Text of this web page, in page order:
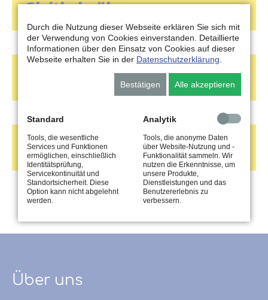
Gleitbahnöle
Transformatorenöle
Über uns
Durch die Nutzung dieser Webseite erklären Sie sich mit
der Verwendung von Cookies einverstanden. Detaillierte
Informationen über den Einsatz von Cookies auf dieser
Webseite erhalten Sie in der Datenschutzerklärung
Bestätigen Alle akzeptieren
Standard
Tools, die wesentliche
Services und Funktionen
ermöglichen, einschließlich
Identitätsprüfung,
Servicekontinuität und
Standortsicherheit. Diese
Option kann nicht abgelehnt
werden.
Analytik
Tools, die anonyme Daten
über Website-Nutzung und -
Funktionalität sammeln. Wir
nutzen die Erkenntnisse, um
unsere Produkte,
Dienstleistungen und das
Benutzererlebnis zu
verbessern.